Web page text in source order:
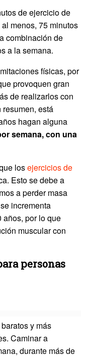
de ejercicio de
menos, 75 minutos
combinación de
a la semana.
físicas, por
provoquen gran
de realizarlos con
está
hagan alguna
semana, con una
losejercicios de
Esto se debe a
a perder masa
incrementa
años, por lo que
muscular con
personas
y más
Caminar a
durante más de